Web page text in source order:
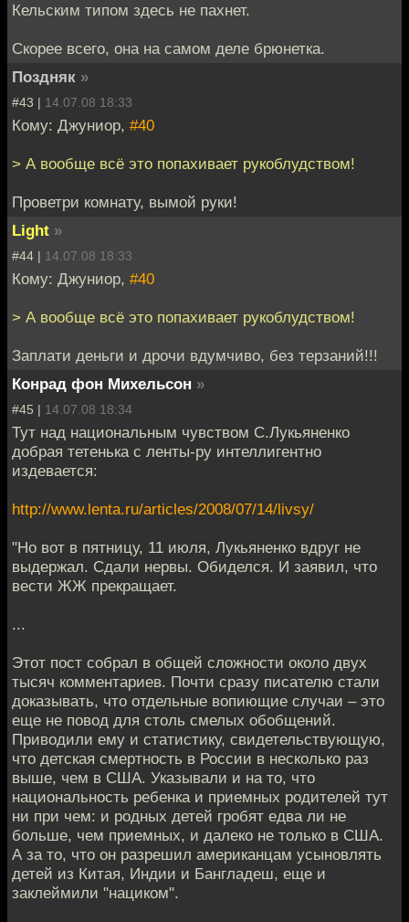
Кельским типом здесь не пахнет.
Скорее всего, она на самом деле брюнетка.
Поздняк »
#43 | 14.07.08 18:33
Кому: Джуниор, #40
> А вообще всё это попахивает рукоблудством!
Проветри комнату, вымой руки!
Light »
#44 | 14.07.08 18:33
Кому: Джуниор, #40
> А вообще всё это попахивает рукоблудством!
Заплати деньги и дрочи вдумчиво, без терзаний!!!
Конрад фон Михельсон »
#45 | 14.07.08 18:34
Тут над национальным чувством C.Лукьяненко
добрая тетенька с ленты-ру интеллигентно
издевается:
http://www.lenta.ru/articles/2008/07/14/livsy/
"Но вот в пятницу, 11 июля, Лукьяненко вдруг не
выдержал. Сдали нервы. Обиделся. И заявил, что
вести ЖЖ прекращает.
...
Этот пост собрал в общей сложности около двух
тысяч комментариев. Почти сразу писателю стали
доказывать, что отдельные вопиющие случаи – это
еще не повод для столь смелых обобщений.
Приводили ему и статистику, свидетельствующую,
что детская смертность в России в несколько раз
выше, чем в США. Указывали и на то, что
национальность ребенка и приемных родителей тут
ни при чем: и родных детей гробят едва ли не
больше, чем приемных, и далеко не только в США.
А за то, что он разрешил американцам усыновлять
детей из Китая, Индии и Бангладеш, еще и
заклеймили "нациком".